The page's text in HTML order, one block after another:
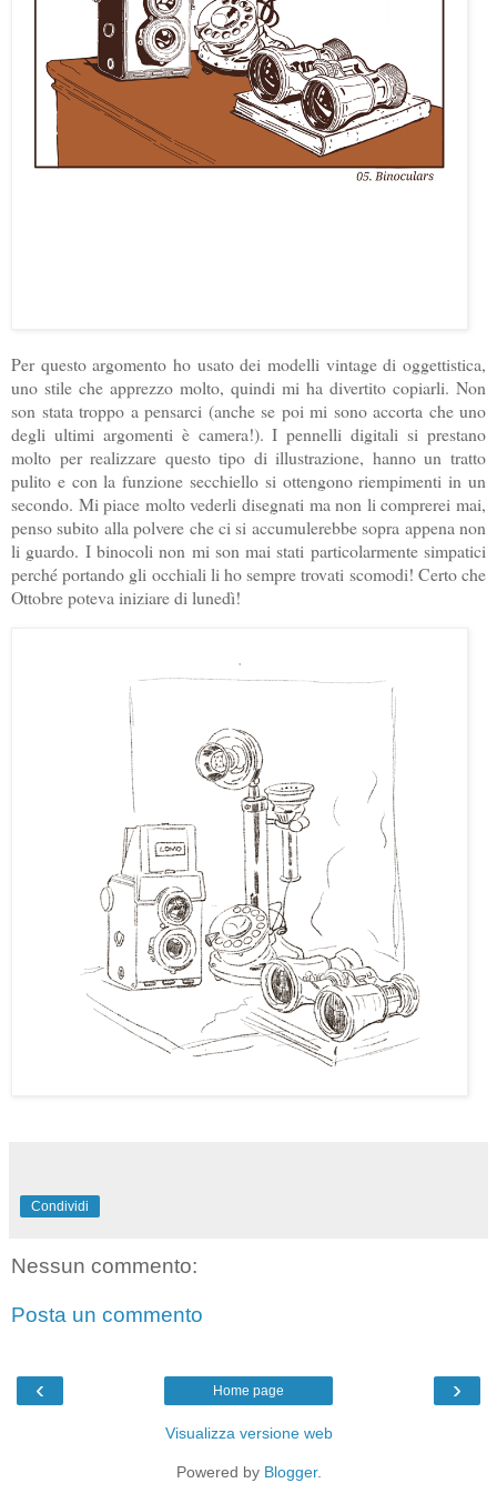
Per questo argomento ho usato dei modelli vintage di oggettistica,
uno stile che apprezzo molto, quindi mi ha divertito copiarli. Non
son stata troppo a pensarci (anche se poi mi sono accorta che uno
degli ultimi argomenti è camera!). I pennelli digitali si prestano
molto per realizzare questo tipo di illustrazione, hanno un tratto
pulito e con la funzione secchiello si ottengono riempimenti in un
secondo. Mi piace molto vederli disegnati ma non li comprerei mai,
penso subito alla polvere che ci si accumulerebbe sopra appena non
li guardo. I binocoli non mi son mai stati particolarmente simpatici
perché portando gli occhiali li ho sempre trovati scomodi! Certo che
Ottobre poteva iniziare di lunedì!
Condividi
Nessun commento:
Posta un commento
‹ ›
Home page
Visualizza versione web
Powered by Blogger.